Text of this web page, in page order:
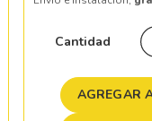
Cantidad
AGREGAR